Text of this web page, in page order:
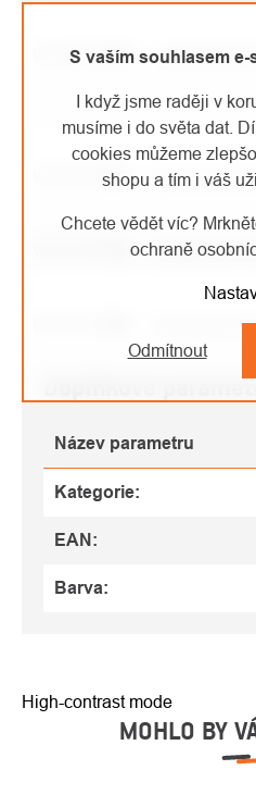
S vaším souhlasem
I když jsme raději v
musíme i do světa dat.
cookies můžeme
shopu a tím i váš
Chcete vědět víc?
ochraně
Odmítnout
W1040R150 ocelové
100 aluminiové
aluminiové
aluminiové
Doplňkové
Název parametru
Kategorie:
EAN :
Barva:
High-contrast mode
MOHLO BY